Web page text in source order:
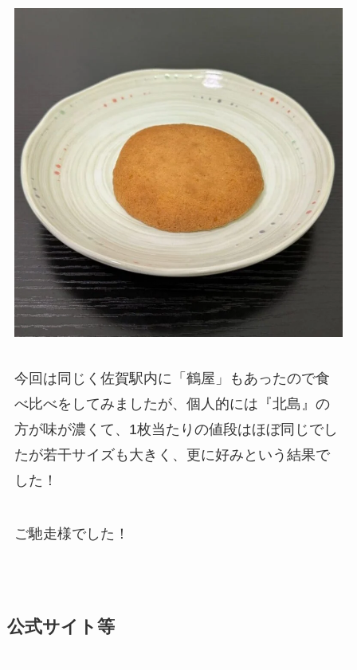
今回は同じく佐賀駅内に「鶴屋」もあったので食
べ比べをしてみましたが、個人的には『北島』の
方が味が濃くて、1枚当たりの値段はほぼ同じでし
たが若干サイズも大きく、更に好みという結果で
した！
ご馳走様でした！
公式サイト等